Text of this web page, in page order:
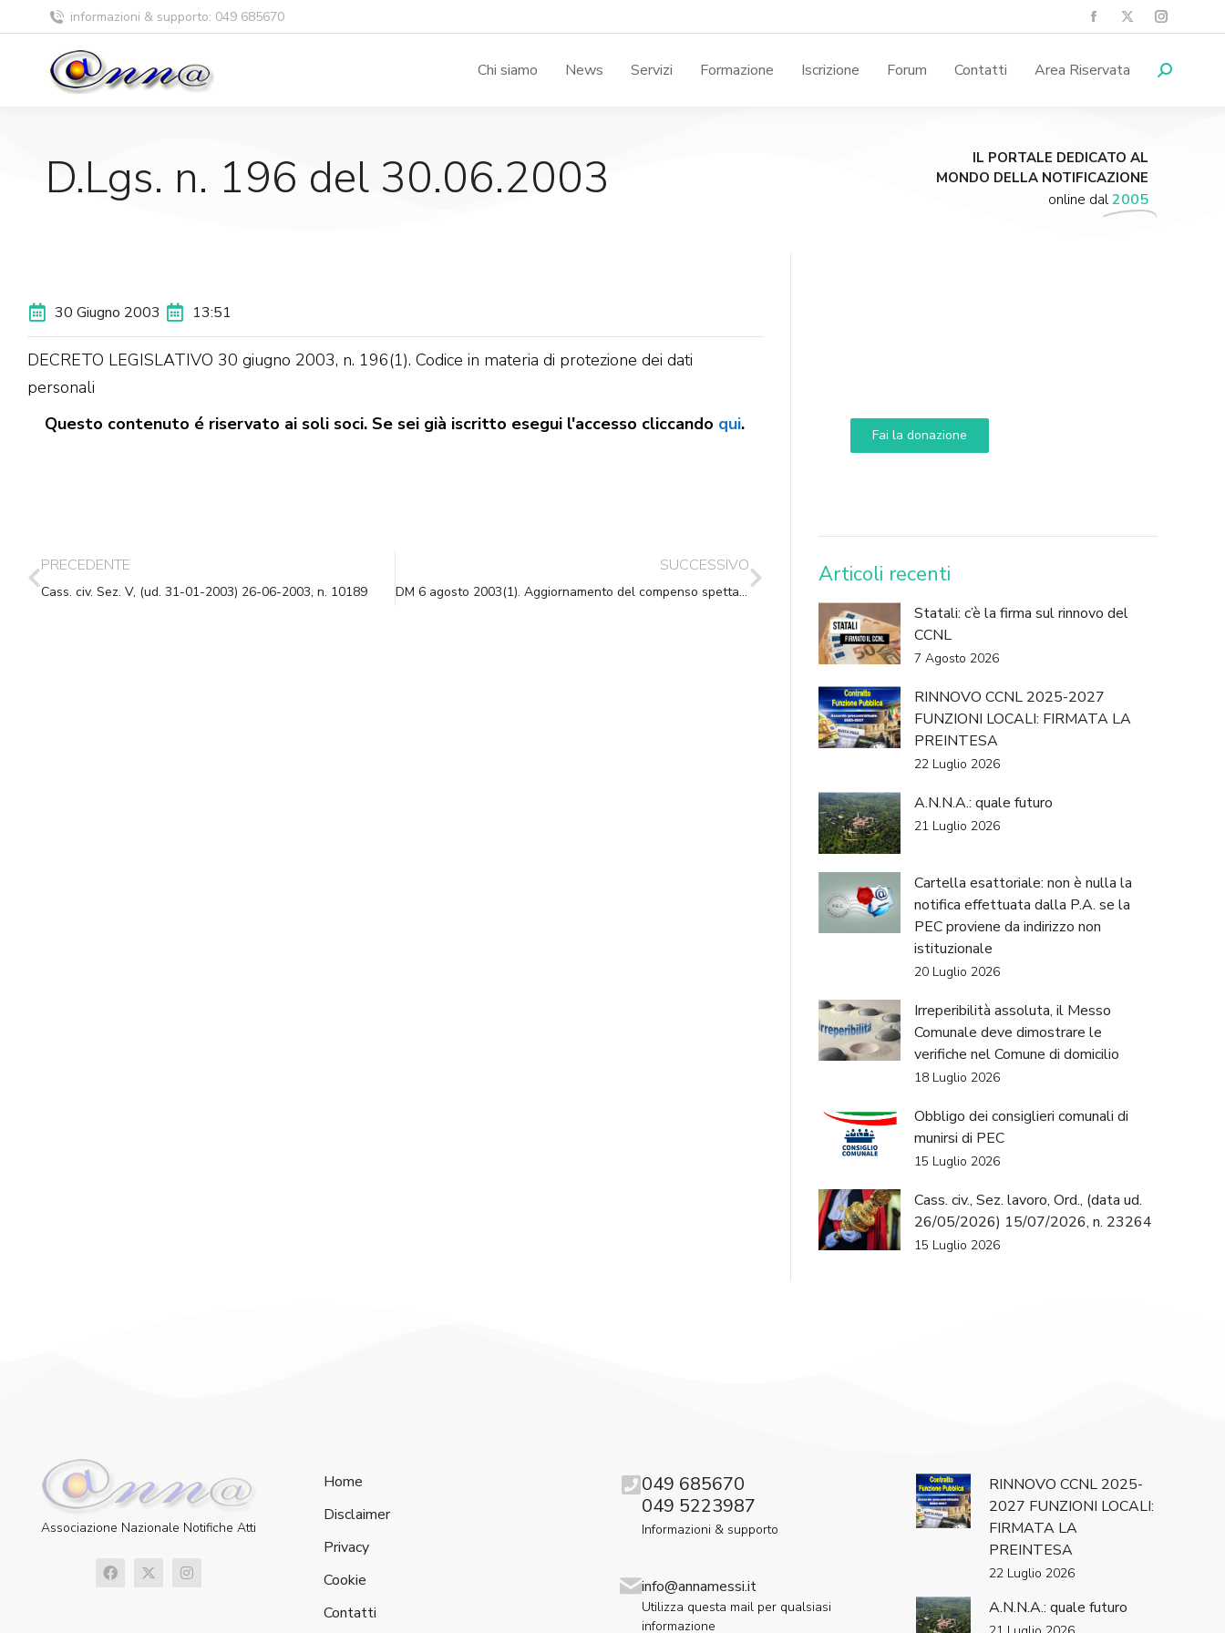
informazioni & supporto: 049 685670
Chi siamo News Servizi Formazione Iscrizione Forum Contatti Area Riservata
D.Lgs. n. 196 del 30.06.2003
IL PORTALE DEDICATO AL
MONDO DELLA NOTIFICAZIONE
online dal2005
30 Giugno 2003 13:51
DECRETO LEGISLATIVO 30 giugno 2003, n. 196(1). Codice in materia di protezione dei dati
personali
Questo contenuto é riservato ai soli soci. Se sei già iscritto esegui l'accesso cliccando qui.
PRECEDENTE
Cass. civ. Sez. V, (ud. 31-01-2003) 26-06-2003, n. 10189
SUCCESSIVO
DM 6 agosto 2003(1). Aggiornamento del compenso spettante per la notifica di atti delle pubbliche amministrazioni da parte dei messi comunali (2) (3).
Fai la donazione
DONA
Articoli recenti
Statali: c’è la firma sul rinnovo del
CCNL
7 Agosto 2026
RINNOVO CCNL 2025-2027
FUNZIONI LOCALI: FIRMATA LA
PREINTESA
22 Luglio 2026
A.N.N.A.: quale futuro
21 Luglio 2026
Cartella esattoriale: non è nulla la
notifica effettuata dalla P.A. se la
PEC proviene da indirizzo non
istituzionale
20 Luglio 2026
Irreperibilità assoluta, il Messo
Comunale deve dimostrare le
verifiche nel Comune di domicilio
18 Luglio 2026
Obbligo dei consiglieri comunali di
munirsi di PEC
15 Luglio 2026
Cass. civ., Sez. lavoro, Ord., (data ud.
26/05/2026) 15/07/2026, n. 23264
15 Luglio 2026
Associazione Nazionale Notifiche Atti
Home
Disclaimer
Privacy
Cookie
Contatti
049 685670
049 5223987
Informazioni & supporto
info@annamessi.it
Utilizza questa mail per qualsiasi
informazione
RINNOVO CCNL 2025-
2027 FUNZIONI LOCALI:
FIRMATA LA
PREINTESA
22 Luglio 2026
A.N.N.A.: quale futuro